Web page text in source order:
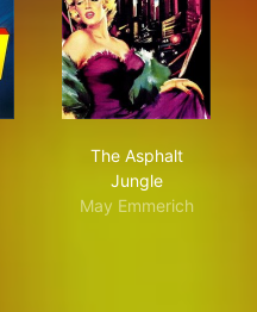
The Asphalt
Jungle
May Emmerich